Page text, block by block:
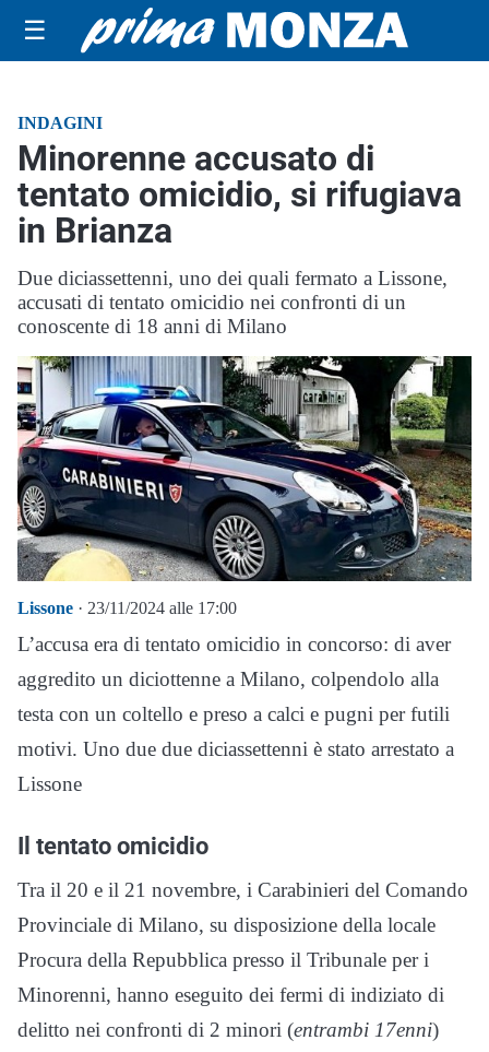
☰
INDAGINI
Minorenne accusato di
tentato omicidio, si rifugiava
in Brianza
Due diciassettenni, uno dei quali fermato a Lissone,
accusati di tentato omicidio nei confronti di un
conoscente di 18 anni di Milano
Lissone · 23/11/2024 alle 17:00
L’accusa era di tentato omicidio in concorso: di aver
aggredito un diciottenne a Milano, colpendolo alla
testa con un coltello e preso a calci e pugni per futili
motivi. Uno due due diciassettenni è stato arrestato a
Lissone
Il tentato omicidio
Tra il 20 e il 21 novembre, i Carabinieri del Comando
Provinciale di Milano, su disposizione della locale
Procura della Repubblica presso il Tribunale per i
Minorenni, hanno eseguito dei fermi di indiziato di
delitto nei confronti di 2 minori (entrambi 17enni)